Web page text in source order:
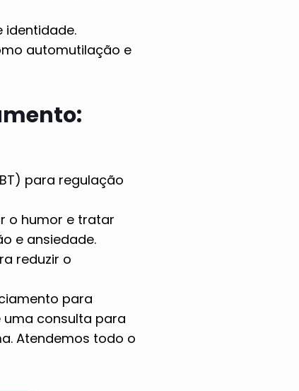
identidade.
automutilação e
para regulação
o humor e tratar
e ansiedade.
reduzir o
para
uma consulta para
Atendemos todo o